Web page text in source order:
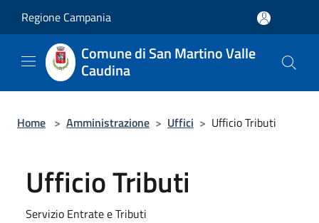
Regione Campania
Comune di San Martino Valle
Caudina
Home > Amministrazione > Uffici > Ufficio Tributi
Ufficio Tributi
Servizio Entrate e Tributi